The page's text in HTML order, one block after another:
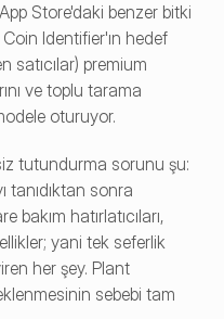
Store'daki benzer bitki
Coin Identifier'ın hedef
satıcılar) premium
ve toplu tarama
oturuyor.
tutundurma sorunu şu:
tanıdıktan sonra
bakım hatırlatıcıları,
yani tek seferlik
her şey. Plant
sebebi tam